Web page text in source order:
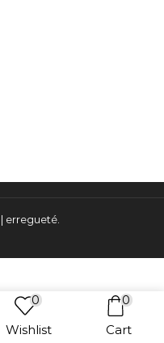
erregueté.
0
Wishlist
0
Cart